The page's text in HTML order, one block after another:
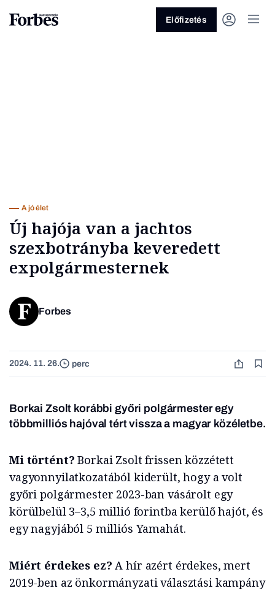
Előfizetés
A jó élet
Új hajója van a jachtos
szexbotrányba keveredett
expolgármesternek
Forbes
2024. 11. 26. perc
Borkai Zsolt korábbi győri polgármester egy
többmilliós hajóval tért vissza a magyar közéletbe.
Mi történt? Borkai Zsolt frissen közzétett
vagyonnyilatkozatából kiderült, hogy a volt
győri polgármester 2023-ban vásárolt egy
körülbelül 3–3,5 millió forintba kerülő hajót, és
egy nagyjából 5 milliós Yamahát.
Miért érdekes ez? A hír azért érdekes, mert
2019-ben az önkormányzati választási kampány